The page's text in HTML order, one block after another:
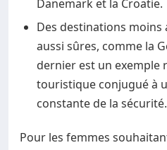
Danemark et la Croatie.
Des destinations
aussi sûres, comme la
dernier est un exemple
touristique conjugué à
constante de la sécurité.
Pour les femmes